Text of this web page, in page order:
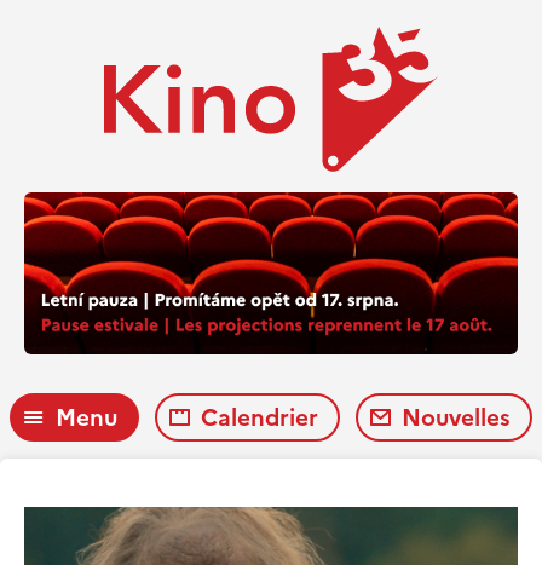
Menu Calendrier Nouvelles